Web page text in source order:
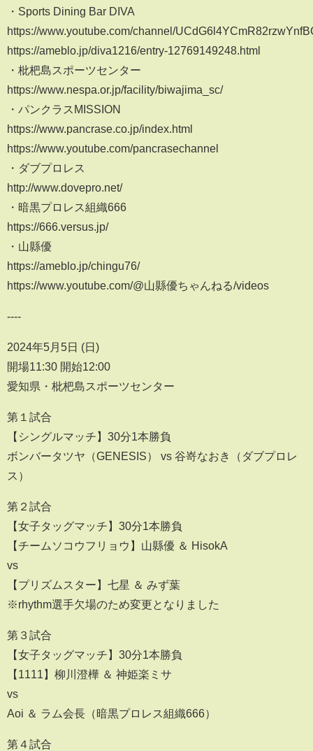
・Sports Dining Bar DIVA
https://www.youtube.com/channel/
https://ameblo.jp/diva1216/entry-12769149248.html
・枇杷島スポーツセンター
https://www.nespa.or.jp/facility/biwajima_sc/
・パンクラスMISSION
https://www.pancrase.co.jp/index.html
https://www.youtube.com/pancrasechannel
・ダブプロレス
http://www.dovepro.net/
・暗黒プロレス組織666
https://666.versus.jp/
・山縣優
https://ameblo.jp/chingu76/
https://www.youtube.com/@山縣優ちゃんねる/videos
----
2024年5月5日 (日)
開場11:30 開始12:00
愛知県・枇杷島スポーツセンター
第１試合
【シングルマッチ】30分1本勝負
ボンバータツヤ（GENESIS） vs 谷嵜なおき（ダブプロレ
ス）
第２試合
【女子タッグマッチ】30分1本勝負
【チームソコウフリョウ】山縣優 ＆ HisokA
vs
【プリズムスター】七星 ＆ みず葉
※rhythm選手欠場のため変更となりました
第３試合
【女子タッグマッチ】30分1本勝負
【1111】柳川澄樺 ＆ 神姫楽ミサ
vs
Aoi ＆ ラム会長（暗黒プロレス組織666）
第４試合